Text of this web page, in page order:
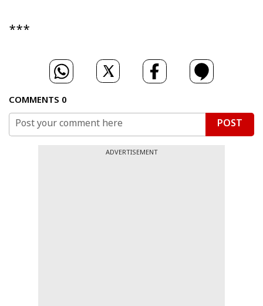
***
COMMENTS 0
POST
ADVERTISEMENT